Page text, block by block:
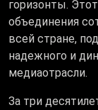
горизонты.
объединения
всей стране,
надежного и
медиаотрасли.
За три